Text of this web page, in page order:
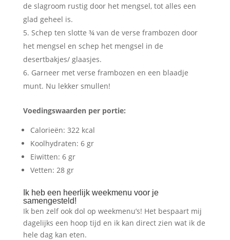
de slagroom rustig door het mengsel, tot alles een
glad geheel is.
Schep ten slotte ¾ van de verse frambozen door
het mengsel en schep het mengsel in de
desertbakjes/ glaasjes.
Garneer met verse frambozen en een blaadje
munt. Nu lekker smullen!
Voedingswaarden per portie:
Calorieën: 322 kcal
Koolhydraten: 6 gr
Eiwitten: 6 gr
Vetten: 28 gr
Ik heb een heerlijk weekmenu voor je
samengesteld!
Ik ben zelf ook dol op weekmenu’s! Het bespaart mij
dagelijks een hoop tijd en ik kan direct zien wat ik de
hele dag kan eten.